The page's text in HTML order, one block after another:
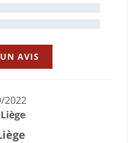
AVIS
2022